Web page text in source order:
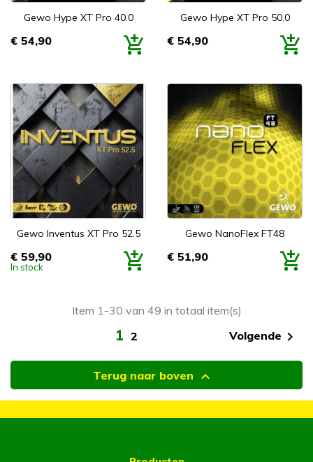
Gewo Hype XT Pro 40.0
Prijs
€ 54,90
Gewo Hype XT Pro 50.0
Prijs
€ 54,90
Gewo Inventus XT Pro 52.5
Prijs
€ 59,90
In stock
Gewo NanoFlex FT48
Prijs
€ 51,90
Item 1-30 van 49 in totaal item(s)
1 2 Volgende 
Terug naar boven 